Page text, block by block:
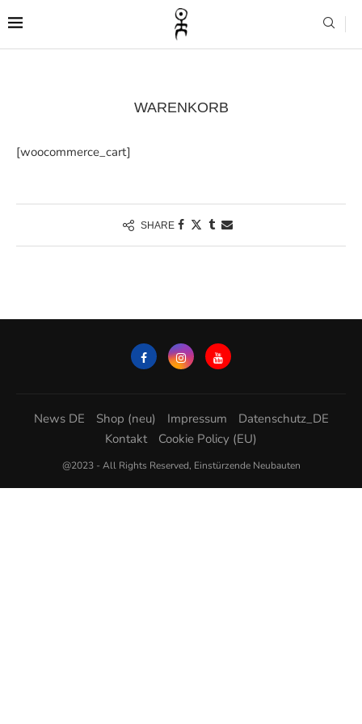
WARENKORB
[woocommerce_cart]
SHARE
News DE Shop (neu) Impressum
Datenschutz_DE
Kontakt
Cookie Policy (EU)
@2023 - All Rights Reserved, Einstürzende Neubauten